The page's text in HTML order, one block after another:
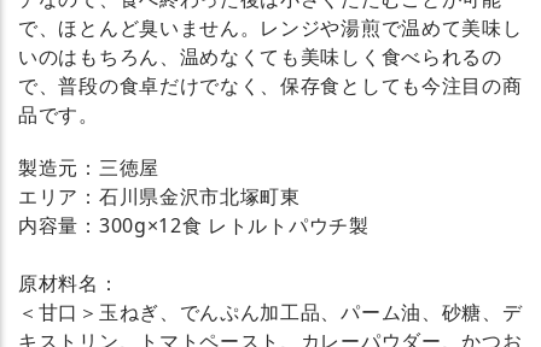
で、ほとんど臭いません。レンジや湯煎で温めて美味し
いのはもちろん、温めなくても美味しく食べられるの
で、普段の食卓だけでなく、保存食としても今注目の商
品です。
製造元：三徳屋
エリア：石川県金沢市北塚町東
内容量：300g×12食 レトルトパウチ製
原材料名：
＜甘口＞玉ねぎ、でんぷん加工品、パーム油、砂糖、デ
キストリン、トマトペースト、カレーパウダー、かつお